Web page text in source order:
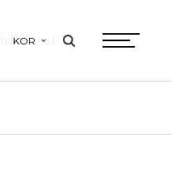
KOR
search